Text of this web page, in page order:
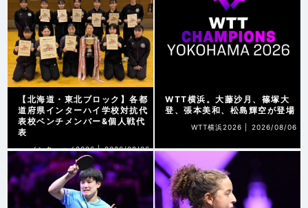
【北海道・東北ブロック】各都
道府県インターハイ学校対抗代
表校ベンチメンバー&個人戦代
表
インターハイ2026 | 2026/08/06
WTT横浜。大藤沙月、篠塚大
登、張本美和、松島輝空が登場
WTT横浜2026 | 2026/08/06